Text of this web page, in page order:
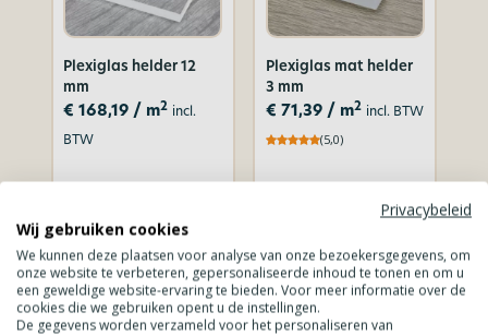
Plexiglas helder 12
mm
€ 168,19 / m2 incl.
BTW
product
Plexiglas mat helder
3 mm
€ 71,39/ m2 incl. BTW
(5,0)
Privacybeleid
Wij gebruiken cookies
We kunnen deze plaatsen voor analyse van onze bezoekersgegevens, om
onze website te verbeteren, gepersonaliseerde inhoud te tonen en om u
een geweldige website-ervaring te bieden. Voor meer informatie over de
cookies die we gebruiken opent u de instellingen.
De gegevens worden verzameld voor het personaliseren van